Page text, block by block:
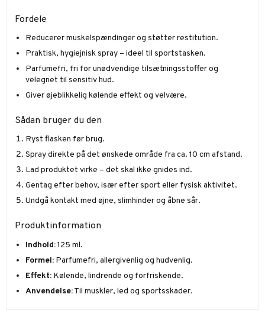
Fordele
Reducerer muskelspændinger og støtter restitution.
Praktisk, hygiejnisk spray – ideel til sportstasken.
Parfumefri, fri for unødvendige tilsætningsstoffer og
velegnet til sensitiv hud.
Giver øjeblikkelig kølende effekt og velvære.
Sådan bruger du den
Ryst flasken før brug.
Spray direkte på det ønskede område fra ca. 10 cm afstand.
Lad produktet virke – det skal ikke gnides ind.
Gentag efter behov, især efter sport eller fysisk aktivitet.
Undgå kontakt med øjne, slimhinder og åbne sår.
Produktinformation
Indhold:125 ml.
Formel:Parfumefri, allergivenlig og hudvenlig.
Effekt:Kølende, lindrende og forfriskende.
Anvendelse:Til muskler, led og sportsskader.